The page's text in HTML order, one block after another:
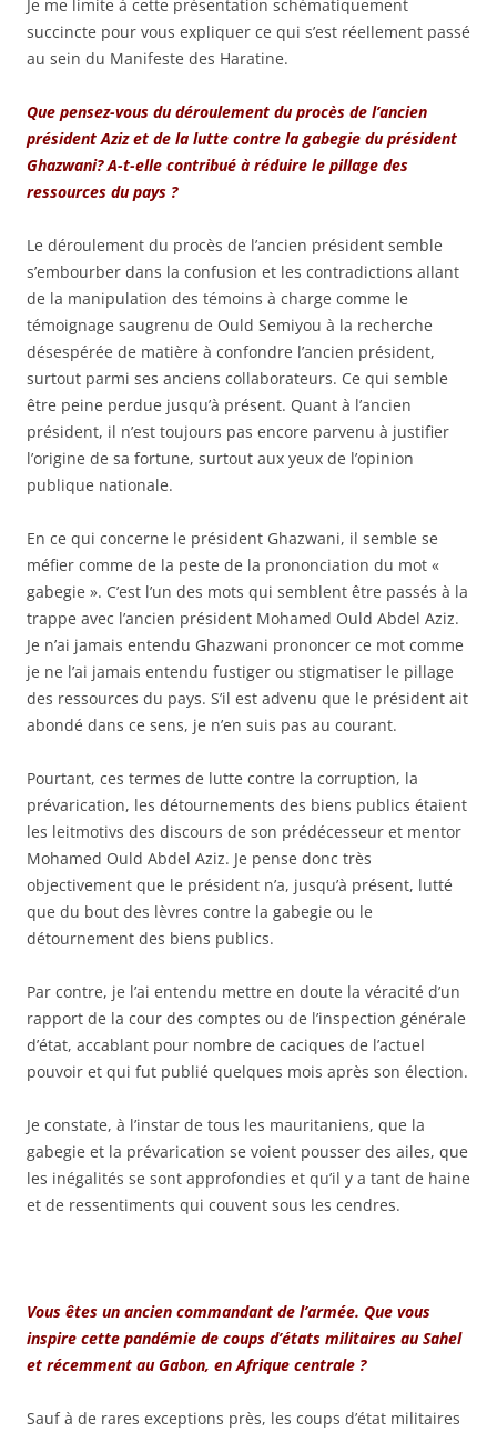
Je me limite à cette présentation schématiquement
succincte pour vous expliquer ce qui s’est réellement passé
au sein du Manifeste des Haratine.
Que pensez-vous du déroulement du procès de l’ancien
président Aziz et de la lutte contre la gabegie du président
Ghazwani? A-t-elle contribué à réduire le pillage des
ressources du pays ?
Le déroulement du procès de l’ancien président semble
s’embourber dans la confusion et les contradictions allant
de la manipulation des témoins à charge comme le
témoignage saugrenu de Ould Semiyou à la recherche
désespérée de matière à confondre l’ancien président,
surtout parmi ses anciens collaborateurs. Ce qui semble
être peine perdue jusqu’à présent. Quant à l’ancien
président, il n’est toujours pas encore parvenu à justifier
l’origine de sa fortune, surtout aux yeux de l’opinion
publique nationale.
En ce qui concerne le président Ghazwani, il semble se
méfier comme de la peste de la prononciation du mot «
gabegie ». C’est l’un des mots qui semblent être passés à la
trappe avec l’ancien président Mohamed Ould Abdel Aziz.
Je n’ai jamais entendu Ghazwani prononcer ce mot comme
je ne l’ai jamais entendu fustiger ou stigmatiser le pillage
des ressources du pays. S’il est advenu que le président ait
abondé dans ce sens, je n’en suis pas au courant.
Pourtant, ces termes de lutte contre la corruption, la
prévarication, les détournements des biens publics étaient
les leitmotivs des discours de son prédécesseur et mentor
Mohamed Ould Abdel Aziz. Je pense donc très
objectivement que le président n’a, jusqu’à présent, lutté
que du bout des lèvres contre la gabegie ou le
détournement des biens publics.
Par contre, je l’ai entendu mettre en doute la véracité d’un
rapport de la cour des comptes ou de l’inspection générale
d’état, accablant pour nombre de caciques de l’actuel
pouvoir et qui fut publié quelques mois après son élection.
Je constate, à l’instar de tous les mauritaniens, que la
gabegie et la prévarication se voient pousser des ailes, que
les inégalités se sont approfondies et qu’il y a tant de haine
et de ressentiments qui couvent sous les cendres.
Vous êtes un ancien commandant de l’armée. Que vous
inspire cette pandémie de coups d’états militaires au Sahel
et récemment au Gabon, en Afrique centrale ?
Sauf à de rares exceptions près, les coups d’état militaires